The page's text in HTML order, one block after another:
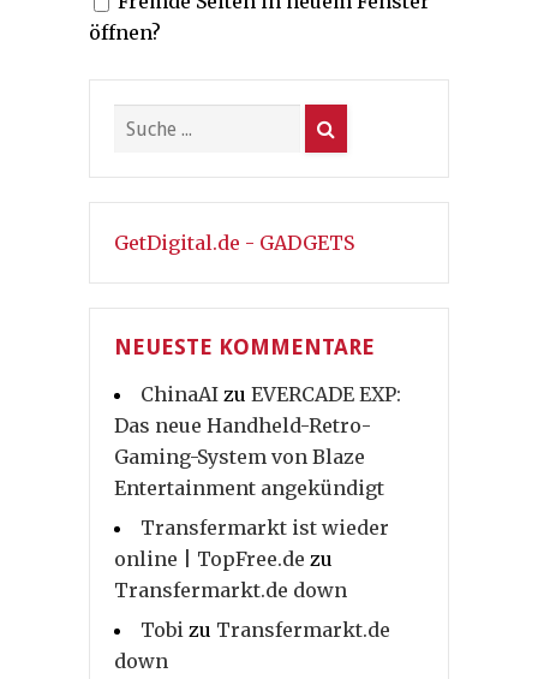
Beiträge
öffnen?
GetDigital.de - GADGETS
NEUESTE KOMMENTARE
ChinaAI zu EVERCADE EXP:
Das neue Handheld-Retro-
Gaming-System von Blaze
Entertainment angekündigt
Transfermarkt ist wieder
online | TopFree.de zu
Transfermarkt.de down
Tobi zu Transfermarkt.de
down